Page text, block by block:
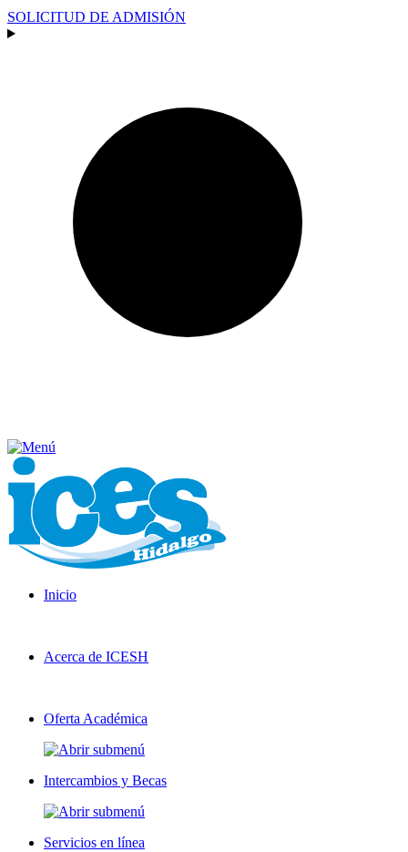
SOLICITUD DE ADMISIÓN
Inicio
Acerca de ICESH
Oferta Académica
Intercambios y Becas
Servicios en línea